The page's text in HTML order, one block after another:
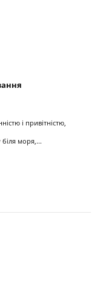
і привітністю,
моря,...